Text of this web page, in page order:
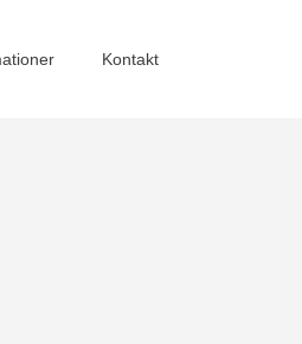
Kontakt